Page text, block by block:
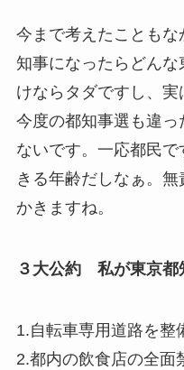
今まで考えたことも
知事になったらどん
けならタダですし、実
今度の都知事選も違
ないです。一応都民
きる年齢だしなぁ。
かきますね。
３大公約 私が東京都
1.自転車専用道路を整
2.都内の飲食店の全面